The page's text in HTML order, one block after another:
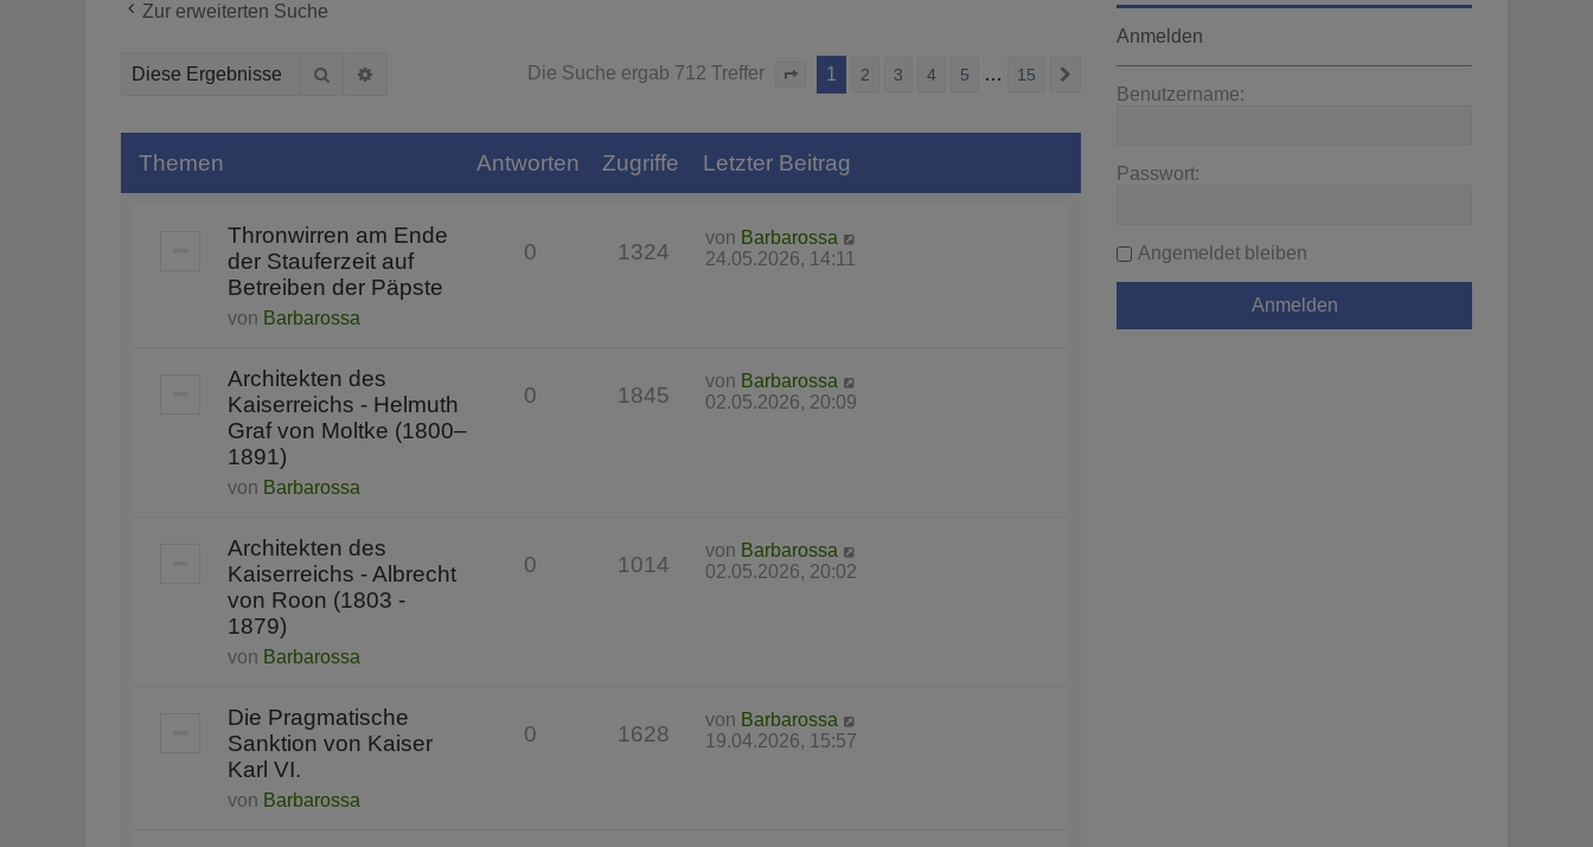
Zur erweiterten Suche
Suche Die Suche ergab 712 Treffer Seite von 15
1 2 3 4 5 … 15
Themen Antworten Zugriffe Letzter Beitrag
Thronwirren am Ende
der Stauferzeit auf
Betreiben der Päpste
von Barbarossa
0 1324
von Barbarossa
24.05.2026, 14:11
Architekten des
Kaiserreichs - Helmuth
Graf von Moltke (1800–
1891)
von Barbarossa
0 1845
von Barbarossa
02.05.2026, 20:09
Architekten des
Kaiserreichs - Albrecht
von Roon (1803 -
1879)
von Barbarossa
0 1014
von Barbarossa
02.05.2026, 20:02
Die Pragmatische
Sanktion von Kaiser
Karl VI.
von Barbarossa
0 1628
von Barbarossa
19.04.2026, 15:57
Anmelden
Benutzername:
Passwort:
Angemeldet bleiben